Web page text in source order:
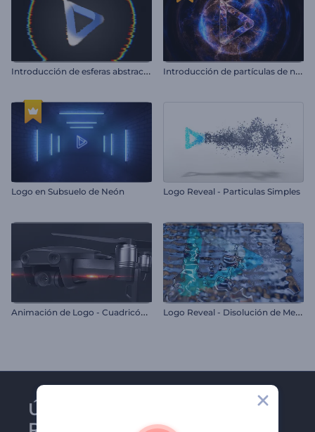
I
ntroducción de esferas abstractas con glitches I
ntroducción de partículas de neón en llamas
Logo en Subsuelo de Neón Logo Reveal - Particulas Simples
A
nimación de Logo - Cuadricóptero L
ogo Reveal - Disolución de Metal
Únase al boletín de